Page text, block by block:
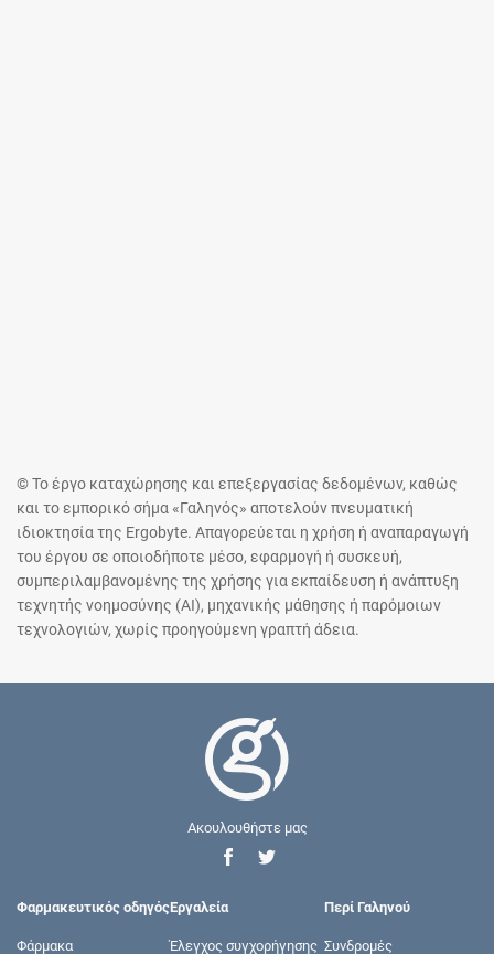
© Το έργο καταχώρησης και επεξεργασίας δεδομένων, καθώς
και το εμπορικό σήμα «Γαληνός» αποτελούν πνευματική
ιδιοκτησία της Ergobyte. Απαγορεύεται η χρήση ή αναπαραγωγή
του έργου σε οποιοδήποτε μέσο, εφαρμογή ή συσκευή,
συμπεριλαμβανομένης της χρήσης για εκπαίδευση ή ανάπτυξη
τεχνητής νοημοσύνης (AI), μηχανικής μάθησης ή παρόμοιων
τεχνολογιών, χωρίς προηγούμενη γραπτή άδεια.
Ακουλουθήστε μας
Φαρμακευτικός οδηγός
Φάρμακα
Εργαλεία
Έλεγχος συγχορήγησης
Περί Γαληνού
Συνδρομές